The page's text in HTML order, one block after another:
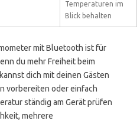
Temperaturen im
Blick behalten
mit Bluetooth ist für
du mehr Freiheit beim
dich mit deinen Gästen
vorbereiten oder einfach
ständig am Gerät prüfen
mehrere